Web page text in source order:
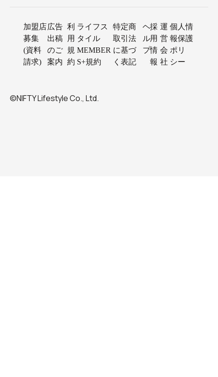
加盟店
募集
(資料
請求)
広告
出稿
のご
案内
利
用
規
約
ライフス
タイル
MEMBER
S+規約
特定商
取引法
に基づ
く表記
ヘ
ル
プ
採
用
情
報
運
営
会
社
個人情
報保護
ポリ
シー
©NIFTY Lifestyle Co., Ltd.